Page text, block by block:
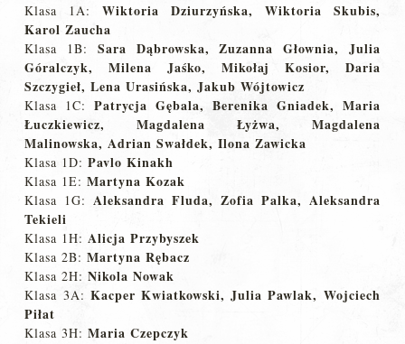
Klasa 1A:Wiktoria Dziurzyńska, Wiktoria Skubis,
Karol Zaucha
Klasa 1B: Sara Dąbrowska, Zuzanna Głownia, Julia
Góralczyk, Milena Jaśko, Mikołaj Kosior, Daria
Szczygieł, Lena Urasińska, Jakub Wójtowicz
Klasa 1C:Patrycja Gębala, Berenika Gniadek, Maria
Łuczkiewicz, Magdalena Łyżwa, Magdalena
Malinowska, Adrian Swałdek, Ilona Zawicka
Klasa 1D:Pavlo Kinakh
Klasa 1E:Martyna Kozak
Klasa 1G:Aleksandra Fluda, Zofia Palka, Aleksandra
Tekieli
Klasa 1H:Alicja Przybyszek
Klasa 2B:Martyna Rębacz
Klasa 2H:Nikola Nowak
Klasa 3A: Kacper Kwiatkowski, Julia Pawlak, Wojciech
Piłat
Klasa 3H:Maria Czepczyk